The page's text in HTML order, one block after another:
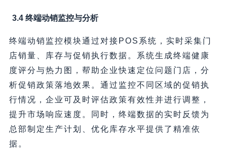
3.4 终端动销监控与分析
终端动销监控模块通过对接POS系统，实时采集门
店销量、库存与促销执行数据。系统生成终端健康
度评分与热力图，帮助企业快速定位问题门店，分
析促销政策落地效果。通过监控不同区域的促销执
行情况，企业可及时评估政策有效性并进行调整，
提升市场响应速度。同时，终端数据的实时反馈为
总部制定生产计划、优化库存水平提供了精准依
据。